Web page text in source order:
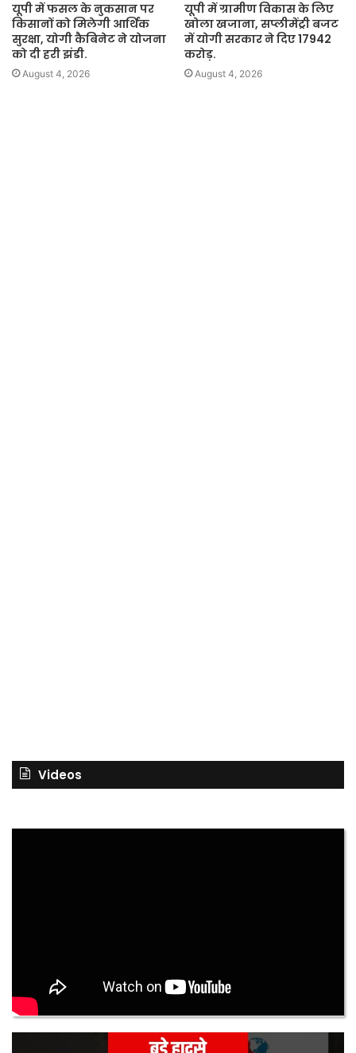
यूपी में फसल के नुकसान पर
किसानों को मिलेगी आर्थिक
सुरक्षा, योगी कैबिनेट ने योजना
को दी हरी झंडी.
August 4, 2026
यूपी में ग्रामीण विकास के लिए
खोला खजाना, सप्लीमेंट्री बजट
में योगी सरकार ने दिए 17942
करोड़.
August 4, 2026
Videos